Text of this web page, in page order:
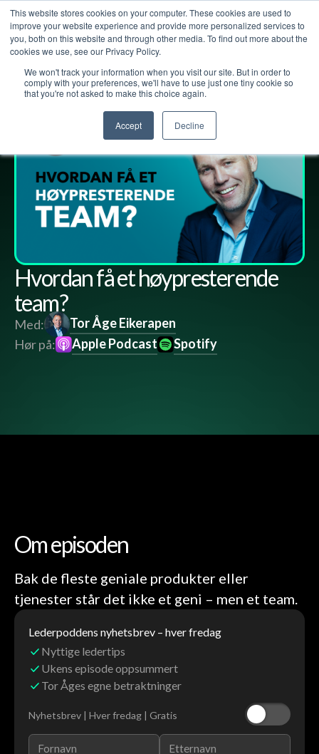
This website stores cookies on your computer. These cookies are used to
improve your website experience and provide more personalized services to
you, both on this website and through other media. To find out more about the
cookies we use, see our Privacy Policy.
We won't track your information when you visit our site. But in order to
comply with your preferences, we'll have to use just one tiny cookie so
that you're not asked to make this choice again.
Accept Decline
Lederpodden 14aug2020 29 Del
Hvordan få et høypresterende
team?
Med:
Tor Åge Eikerapen
Hør på:
Apple Podcast Spotify
Om episoden
Bak de fleste geniale produkter eller
tjenester står det ikke et geni – men et team.
Lederpoddens nyhetsbrev – hver fredag
Nyttige ledertips
Ukens episode oppsummert
Tor Åges egne betraktninger
Nyhetsbrev | Hver fredag | Gratis